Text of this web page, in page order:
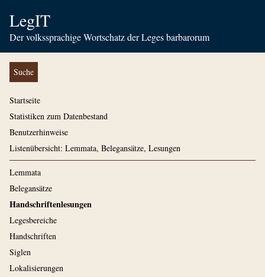
LegIT
Der volkssprachige Wortschatz der Leges barbarorum
Suche
Startseite
Statistiken zum Datenbestand
Benutzerhinweise
Listenübersicht: Lemmata, Belegansätze, Lesungen
Lemmata
Belegansätze
Handschriftenlesungen
Legesbereiche
Handschriften
Siglen
Lokalisierungen